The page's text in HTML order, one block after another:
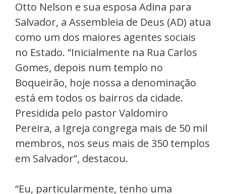
Otto Nelson e sua esposa Adina para
Salvador, a Assembleia de Deus (AD) atua
como um dos maiores agentes sociais
no Estado. “Inicialmente na Rua Carlos
Gomes, depois num templo no
Boqueirão, hoje nossa a denominação
está em todos os bairros da cidade.
Presidida pelo pastor Valdomiro
Pereira, a Igreja congrega mais de 50 mil
membros, nos seus mais de 350 templos
em Salvador”, destacou.
“Eu, particularmente, tenho uma